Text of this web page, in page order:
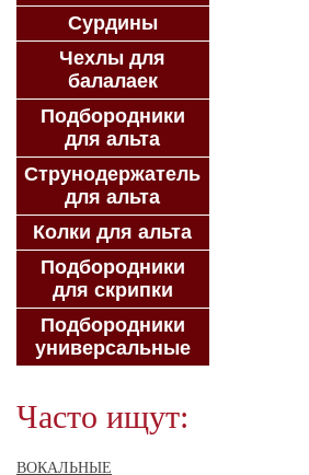
Сурдины
Чехлы для
балалаек
Подбородники
для альта
Струнодержатель
для альта
Колки для альта
Подбородники
для скрипки
Подбородники
универсальные
Часто ищут:
ВОКАЛЬНЫЕ